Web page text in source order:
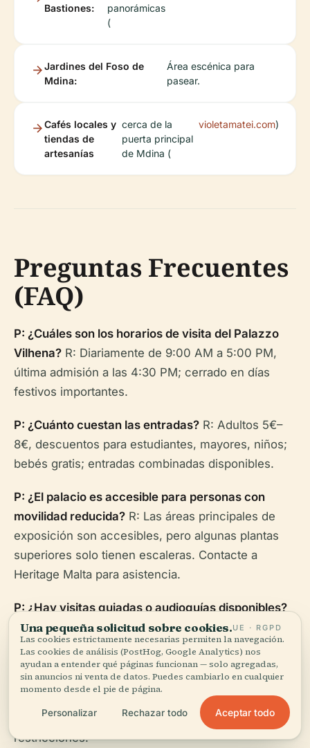
Bastiones:
panorámicas
(
Jardines del Foso de
Mdina:
Área escénica para
pasear.
Cafés locales y
tiendas de
artesanías
cerca de la
puerta principal
de Mdina (
violetamatei.com)
Preguntas Frecuentes
(FAQ)
P: ¿Cuáles son los horarios de visita del Palazzo
Vilhena? R: Diariamente de 9:00 AM a 5:00 PM,
última admisión a las 4:30 PM; cerrado en días
festivos importantes.
P: ¿Cuánto cuestan las entradas? R: Adultos 5€–
8€, descuentos para estudiantes, mayores, niños;
bebés gratis; entradas combinadas disponibles.
P: ¿El palacio es accesible para personas con
movilidad reducida? R: Las áreas principales de
exposición son accesibles, pero algunas plantas
superiores solo tienen escaleras. Contacte a
Heritage Malta para asistencia.
P: ¿Hay visitas guiadas o audioguías disponibles?
R: Se pueden organizar visitas guiadas y hay
audioguías disponibles para alquilar
heritagemalta.mt).
P: ¿Puedo tomar fotos en el interior?R: Se permite
fotografía sin flash en general; consulte las
restricciones.
Una pequeña solicitud sobre cookies.UE · RGPD
Las cookies estrictamente necesarias permiten la navegación.
Las cookies de análisis (PostHog, Google Analytics) nos
ayudan a entender qué páginas funcionan — solo agregadas,
sin anuncios ni venta de datos. Puedes cambiarlo en cualquier
momento desde el pie de página.
Personalizar Rechazar todo Aceptar todo